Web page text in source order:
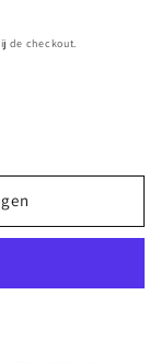
de checkout.